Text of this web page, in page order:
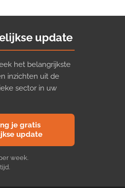
update
het belangrijkste
inzichten uit de
sector in uw
je gratis
update
week.